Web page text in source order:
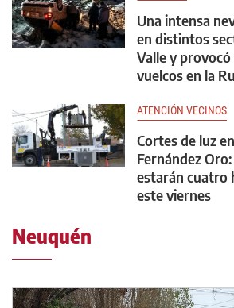
Una intensa
en distintos
Valle y
vuelcos en la
ATENCIÓN VECINOS
Cortes de luz
Fernández
estarán cuatro
este viernes
Neuquén